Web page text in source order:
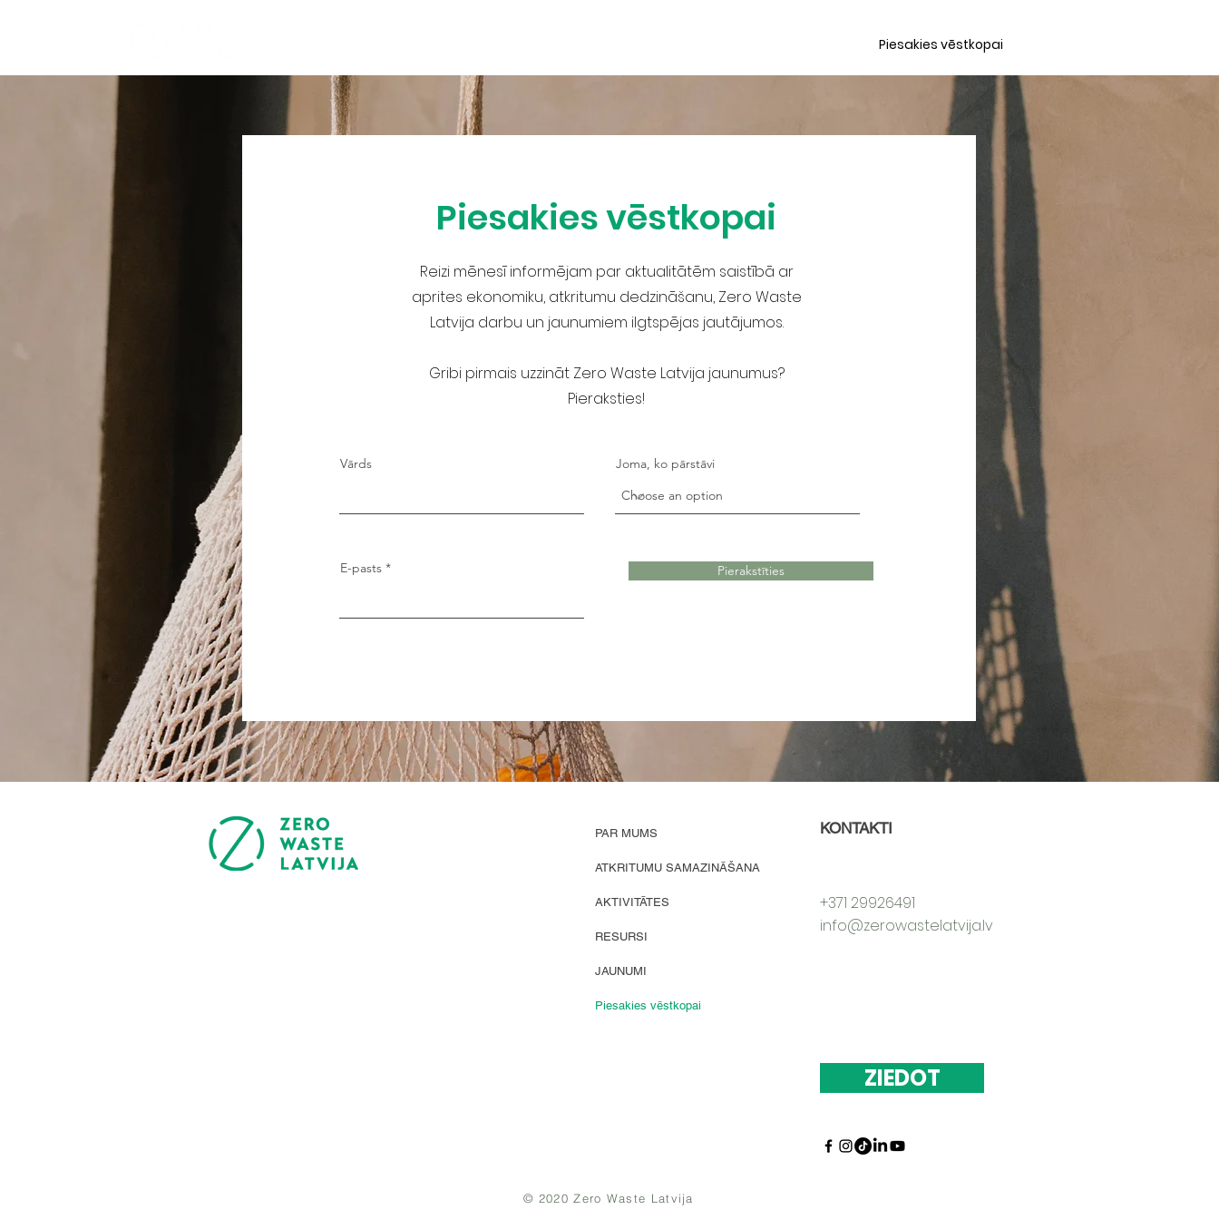
Piesakies vēstkopai
Piesakies vēstkopai
Reizi mēnesī informējam par aktualitātēm saistībā ar
aprites ekonomiku, atkritumu dedzināšanu, Zero Waste
Latvija darbu un jaunumiem ilgtspējas jautājumos.
Gribi pirmais uzzināt Zero Waste Latvija jaunumus?
Pieraksties!
Vārds Joma, ko pārstāvi
E-pasts Pierakstīties
PAR MUMS
ATKRITUMU SAMAZINĀŠANA
AKTIVITĀTES
RESURSI
JAUNUMI
Piesakies vēstkopai
KONTAKTI
+371 29926491
info@zerowastelatvija.lv
ZIEDOT
© 2020 Zero Waste Latvija